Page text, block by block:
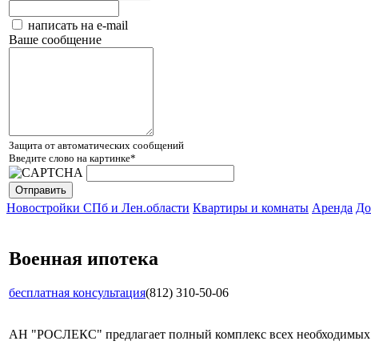
написать на e-mail
Ваше сообщение
Защита от автоматических сообщений
Введите слово на картинке*
Новостройки СПб и Лен.области Квартиры и комнаты Аренда
Военная ипотека
бесплатная консультация(812) 310-50-06
АН "РОСЛЕКС" предлагает полный комплекс всех необходимых